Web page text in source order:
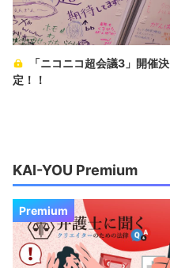
「ニコニコ超会議3」開催決
定！！
KAI-YOU Premium
Premium